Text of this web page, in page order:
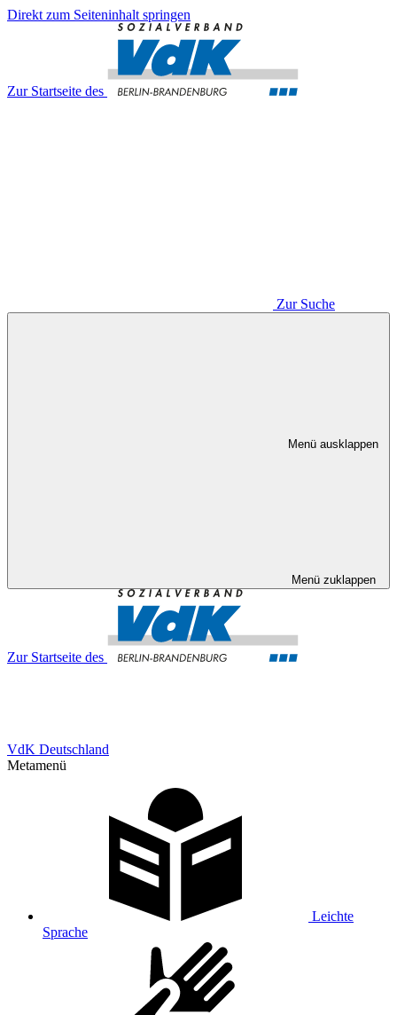
Direkt zum Seiteninhalt springen
Zur Startseite des
Zur Suche
Menü ausklappen
Menü zuklappen
Zur Startseite des
VdK Deutschland
Metamenü
Leichte
Sprache